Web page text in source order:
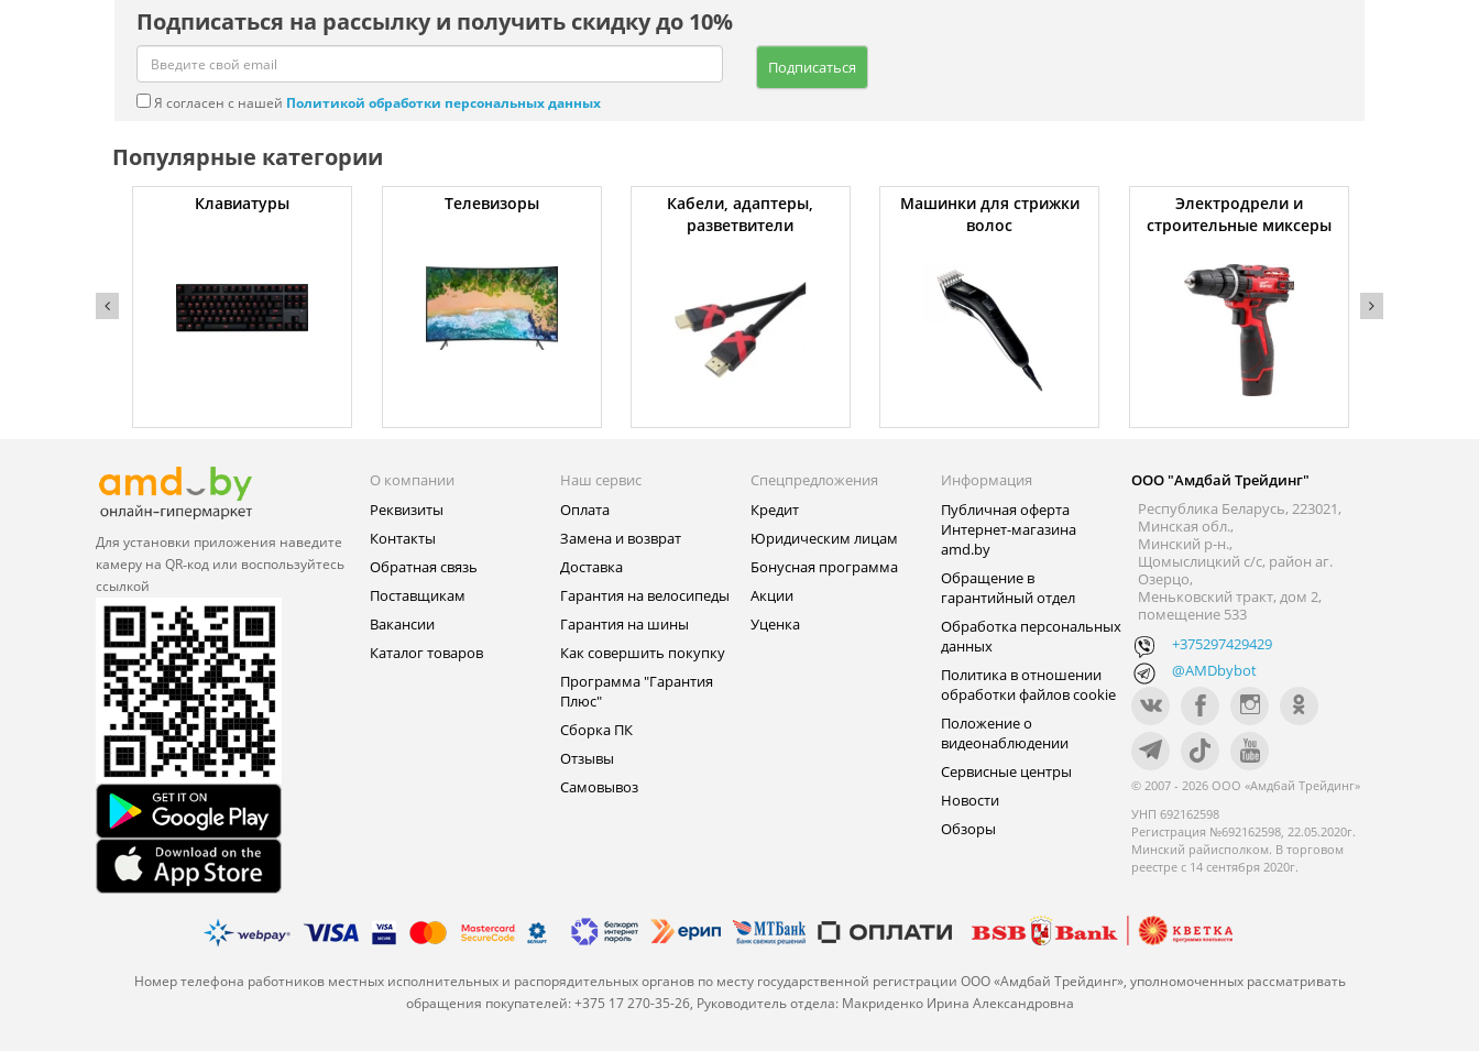
Подписаться на рассылку и получить скидку до 10%
Подписаться
Я согласен с нашей Политикой обработки персональных данных
Популярные категории
Клавиатуры Телевизоры
Кабели, адаптеры,
разветвители
Машинки для стрижки
волос
Электродрели и
строительные миксеры
Для установки приложения наведите
камеру на QR‑код или воспользуйтесь
ссылкой
О компании
Реквизиты
Контакты
Обратная связь
Поставщикам
Вакансии
Каталог товаров
Наш сервис
Оплата
Замена и возврат
Доставка
Гарантия на велосипеды
Гарантия на шины
Как совершить покупку
Программа "Гарантия
Плюс"
Сборка ПК
Отзывы
Самовывоз
Спецпредложения
Кредит
Юридическим лицам
Бонусная программа
Акции
Уценка
Информация
Публичная оферта
Интернет-магазина
amd.by
Обращение в
гарантийный отдел
Обработка персональных
данных
Политика в отношении
обработки файлов cookie
Положение о
видеонаблюдении
Сервисные центры
Новости
Обзоры
ООО "Амдбай Трейдинг"
Республика Беларусь, 223021,
Минская обл.,
Минский р-н.,
Щомыслицкий с/с, район аг.
Озерцо,
Меньковский тракт, дом 2,
помещение 533
+375297429429
@AMDbybot
© 2007 - 2026 ООО «Амдбай Трейдинг»
УНП 692162598
Регистрация №692162598, 22.05.2020г.
Минский райисполком. В торговом
реестре с 14 сентября 2020г.
Номер телефона работников местных исполнительных и распорядительных органов по месту государственной регистрации ООО «Амдбай Трейдинг», уполномоченных рассматривать
обращения покупателей: +375 17 270-35-26, Руководитель отдела: Макриденко Ирина Александровна